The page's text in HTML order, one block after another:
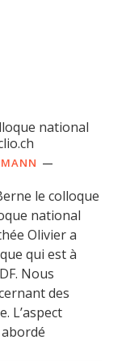
national
le colloque
national
Olivier a
qui est à
Nous
des
L’aspect